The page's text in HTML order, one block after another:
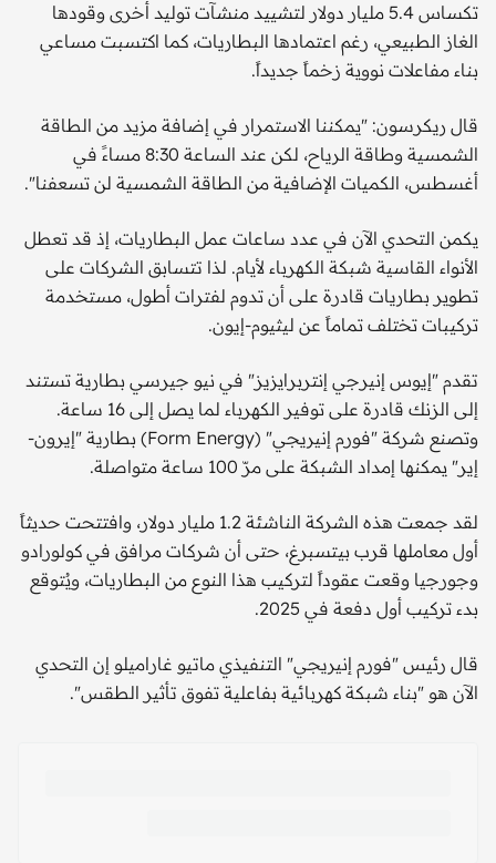
تكساس 5.4 مليار دولار لتشييد منشآت توليد أخرى وقودها
الغاز الطبيعي، رغم اعتمادها البطاريات، كما اكتسبت مساعي
بناء مفاعلات نووية زخماً جديداً.
قال ريكرسون: "يمكننا الاستمرار في إضافة مزيد من الطاقة
الشمسية وطاقة الرياح، لكن عند الساعة 8:30 مساءً في
أغسطس، الكميات الإضافية من الطاقة الشمسية لن تسعفنا".
يكمن التحدي الآن في عدد ساعات عمل البطاريات، إذ قد تعطل
الأنواء القاسية شبكة الكهرباء لأيام. لذا تتسابق الشركات على
تطوير بطاريات قادرة على أن تدوم لفترات أطول، مستخدمة
تركيبات تختلف تماماً عن ليثيوم-إيون.
تقدم "إيوس إنيرجي إنتربرايزيز" في نيو جيرسي بطارية تستند
إلى الزنك قادرة على توفير الكهرباء لما يصل إلى 16 ساعة.
وتصنع شركة "فورم إنيريجي" (Form Energy) بطارية "إيرون-
إير" يمكنها إمداد الشبكة على مرّ 100 ساعة متواصلة.
لقد جمعت هذه الشركة الناشئة 1.2 مليار دولار، وافتتحت حديثاً
أول معاملها قرب بيتسبرغ، حتى أن شركات مرافق في كولورادو
وجورجيا وقعت عقوداً لتركيب هذا النوع من البطاريات، ويُتوقع
بدء تركيب أول دفعة في 2025.
قال رئيس "فورم إنيريجي" التنفيذي ماتيو غاراميلو إن التحدي
الآن هو "بناء شبكة كهربائية بفاعلية تفوق تأثير الطقس".